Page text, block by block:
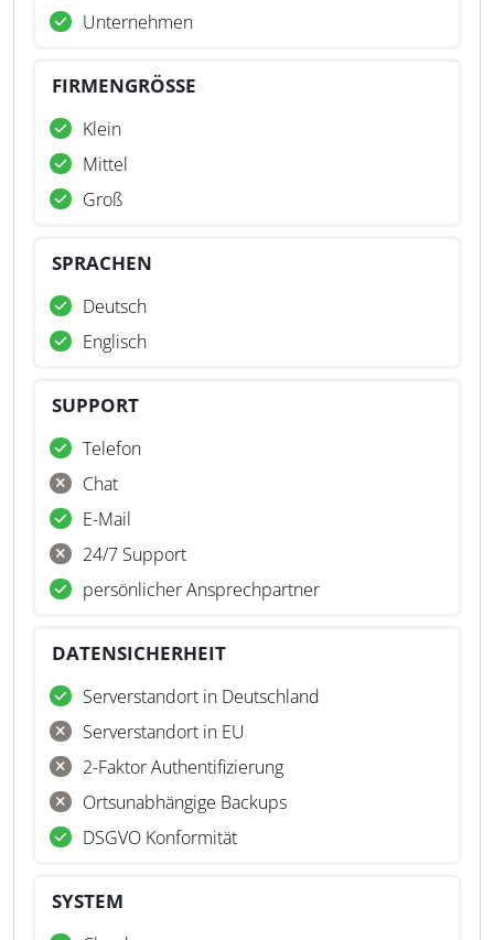
Unternehmen
FIRMENGRÖSSE
Klein
Mittel
Groß
SPRACHEN
Deutsch
Englisch
SUPPORT
Telefon
Chat
E-Mail
24/7 Support
persönlicher Ansprechpartner
DATENSICHERHEIT
Serverstandort in Deutschland
Serverstandort in EU
2-Faktor Authentifizierung
Ortsunabhängige Backups
DSGVO Konformität
SYSTEM